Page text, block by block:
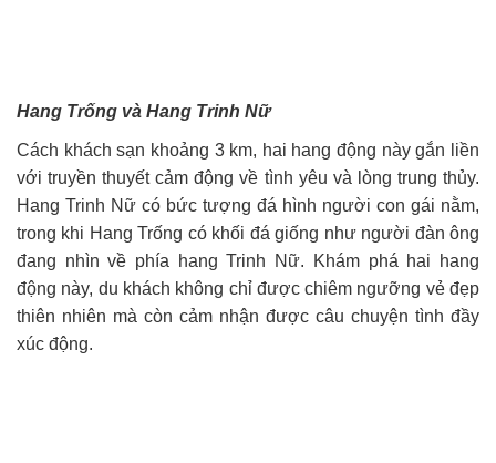
Hang Trống và Hang Trinh Nữ
Cách khách sạn khoảng 3 km, hai hang động này gắn liền
với truyền thuyết cảm động về tình yêu và lòng trung thủy.
Hang Trinh Nữ có bức tượng đá hình người con gái nằm,
trong khi Hang Trống có khối đá giống như người đàn ông
đang nhìn về phía hang Trinh Nữ. Khám phá hai hang
động này, du khách không chỉ được chiêm ngưỡng vẻ đẹp
thiên nhiên mà còn cảm nhận được câu chuyện tình đầy
xúc động.